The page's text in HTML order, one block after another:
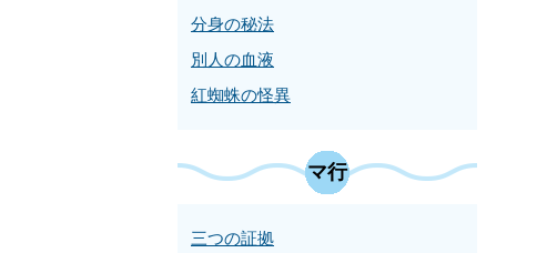
分身の秘法
別人の血液
紅蜘蛛の怪異
マ行
三つの証拠